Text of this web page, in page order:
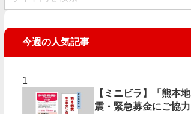
今週の人気記事
【ミニビラ】「熊本地
震・緊急募金にご協力